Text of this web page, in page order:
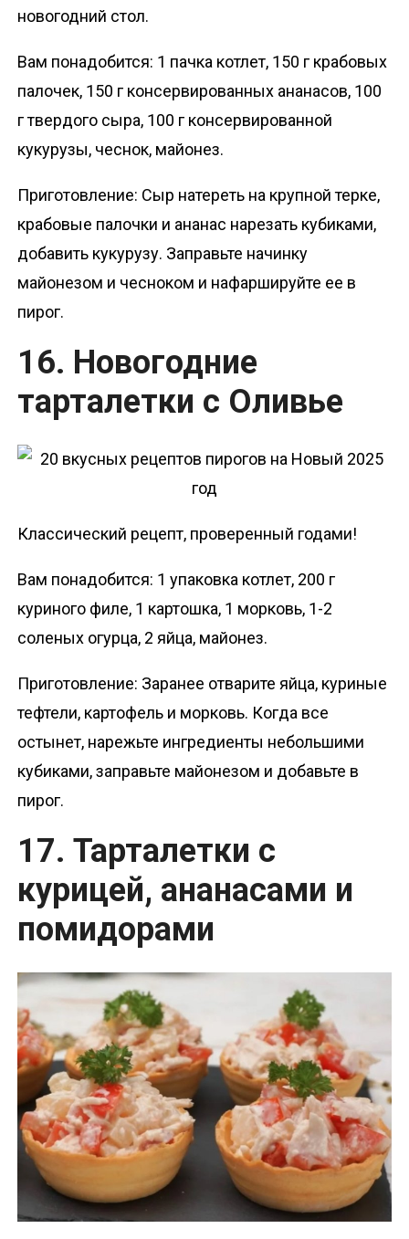
новогодний стол.
Вам понадобится: 1 пачка котлет, 150 г крабовых
палочек, 150 г консервированных ананасов, 100
г твердого сыра, 100 г консервированной
кукурузы, чеснок, майонез.
Приготовление: Сыр натереть на крупной терке,
крабовые палочки и ананас нарезать кубиками,
добавить кукурузу. Заправьте начинку
майонезом и чесноком и нафаршируйте ее в
пирог.
16. Новогодние
тарталетки с Оливье
Классический рецепт, проверенный годами!
Вам понадобится: 1 упаковка котлет, 200 г
куриного филе, 1 картошка, 1 морковь, 1-2
соленых огурца, 2 яйца, майонез.
Приготовление: Заранее отварите яйца, куриные
тефтели, картофель и морковь. Когда все
остынет, нарежьте ингредиенты небольшими
кубиками, заправьте майонезом и добавьте в
пирог.
17. Тарталетки с
курицей, ананасами и
помидорами